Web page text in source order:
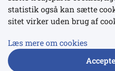
Udgivelser
statistik også kan sætte
sitet virker uden brug af
Læs mere om cookies